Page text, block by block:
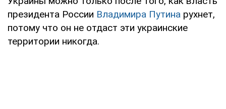
президента России Владимира Путина рухнет,
потому что он не отдаст эти украинские
территории никогда.